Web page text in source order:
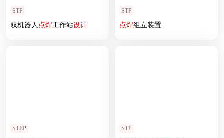
STP
双机器人点焊工作站设计
STP
点焊组立装置
STEP STP